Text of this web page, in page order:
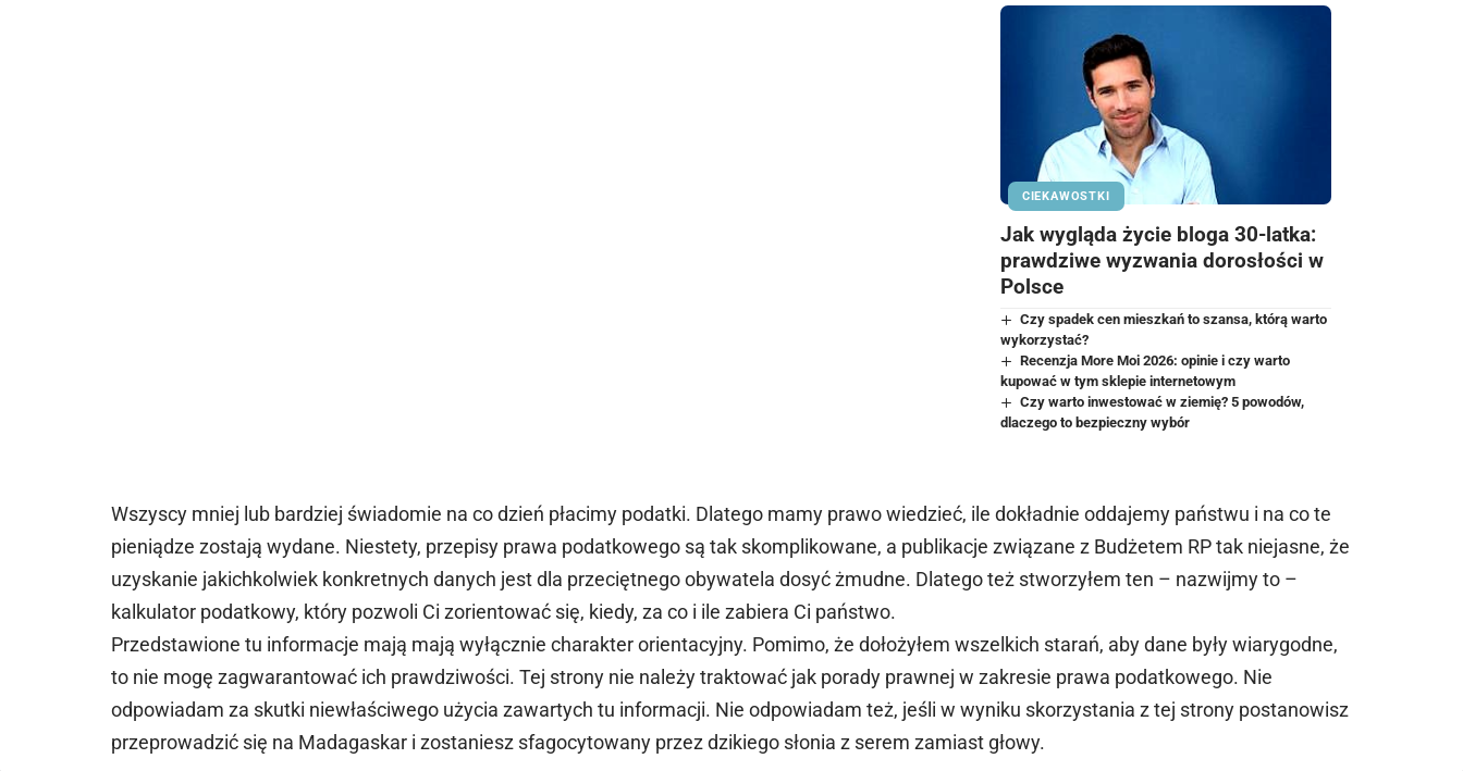
CIEKAWOSTKI
Jak wygląda życie bloga 30-latka:
prawdziwe wyzwania dorosłości w
Polsce
Czy spadek cen mieszkań to szansa, którą warto
wykorzystać?
Recenzja More Moi 2026: opinie i czy warto
kupować w tym sklepie internetowym
Czy warto inwestować w ziemię? 5 powodów,
dlaczego to bezpieczny wybór
Wszyscy mniej lub bardziej świadomie na co dzień płacimy podatki. Dlatego mamy prawo wiedzieć, ile dokładnie oddajemy państwu i na co te
pieniądze zostają wydane. Niestety, przepisy prawa podatkowego są tak skomplikowane, a publikacje związane z Budżetem RP tak niejasne, że
uzyskanie jakichkolwiek konkretnych danych jest dla przeciętnego obywatela dosyć żmudne. Dlatego też stworzyłem ten – nazwijmy to –
kalkulator podatkowy, który pozwoli Ci zorientować się, kiedy, za co i ile zabiera Ci państwo.
Przedstawione tu informacje mają mają wyłącznie charakter orientacyjny. Pomimo, że dołożyłem wszelkich starań, aby dane były wiarygodne,
to nie mogę zagwarantować ich prawdziwości. Tej strony nie należy traktować jak porady prawnej w zakresie prawa podatkowego. Nie
odpowiadam za skutki niewłaściwego użycia zawartych tu informacji. Nie odpowiadam też, jeśli w wyniku skorzystania z tej strony postanowisz
przeprowadzić się na Madagaskar i zostaniesz sfagocytowany przez dzikiego słonia z serem zamiast głowy.